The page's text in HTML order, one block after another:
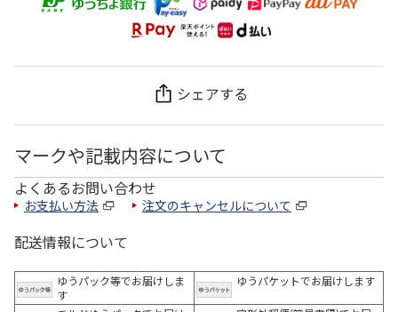
シェアする
マークや記載内容について
よくあるお問い合わせ
お支払い方法 注文のキャンセルについて
配送情報について
ゆうパック等でお届けしま
す
ゆうパケットでお届けします